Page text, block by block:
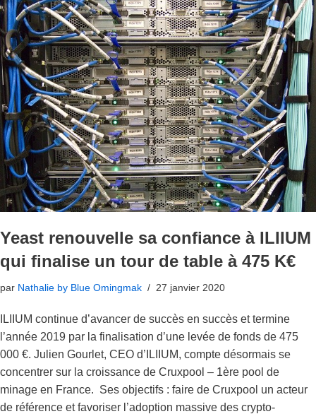
Yeast renouvelle sa confiance à ILIIUM
qui finalise un tour de table à 475 K€
par Nathalie by Blue Omingmak 27 janvier 2020
ILIIUM continue d’avancer de succès en succès et termine
l’année 2019 par la finalisation d’une levée de fonds de 475
000 €. Julien Gourlet, CEO d’ILIIUM, compte désormais se
concentrer sur la croissance de Cruxpool – 1ère pool de
minage en France. Ses objectifs : faire de Cruxpool un acteur
de référence et favoriser l’adoption massive des crypto-